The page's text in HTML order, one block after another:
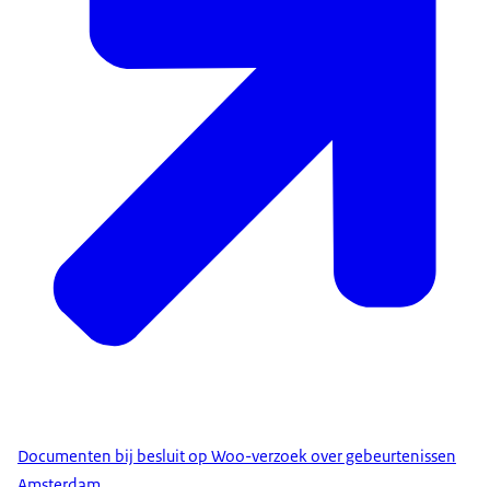
Documenten bij besluit op Woo-verzoek over gebeurtenissen